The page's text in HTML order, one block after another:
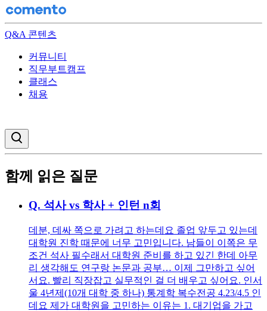
Q&A 콘텐츠
커뮤니티
직무부트캠프
클래스
채용
함께 읽은 질문
Q. 석사 vs 학사 + 인턴 n회
데분, 데싸 쪽으로 가려고 하는데요 졸업 앞두고 있는데
대학원 진학 때문에 너무 고민입니다. 남들이 이쪽은 무
조건 석사 필수래서 대학원 준비를 하고 있긴 한데 아무
리 생각해도 연구랑 논문과 공부… 이제 그만하고 싶어
서요. 빨리 직장잡고 실무적인 걸 더 배우고 싶어요. 인서
울 4년제(10개 대학 중 하나) 통계학 복수전공 4.23/4.5 인
데요 제가 대학원을 고민하는 이유는 1. 대기업을 가고